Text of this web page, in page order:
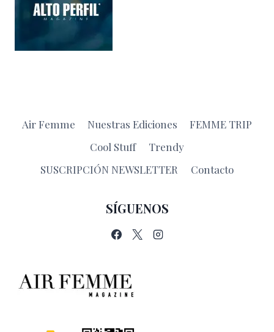
Air Femme Nuestras Ediciones
FEMME TRIP
Cool Stuff
Trendy
SUSCRIPCIÓN NEWSLETTER
Contacto
SÍGUENOS